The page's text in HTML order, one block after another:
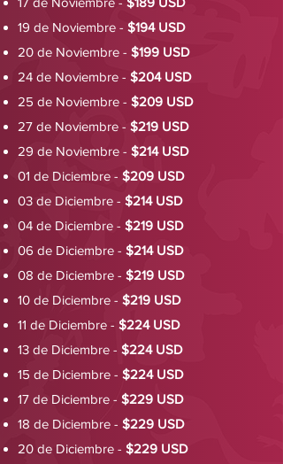
19 de Noviembre - $194 USD
20 de Noviembre - $199 USD
24 de Noviembre - $204 USD
25 de Noviembre - $209 USD
27 de Noviembre - $219 USD
29 de Noviembre - $214 USD
01 de Diciembre - $209 USD
03 de Diciembre - $214 USD
04 de Diciembre - $219 USD
06 de Diciembre - $214 USD
08 de Diciembre - $219 USD
10 de Diciembre - $219 USD
11 de Diciembre - $224 USD
13 de Diciembre - $224 USD
15 de Diciembre - $224 USD
17 de Diciembre - $229 USD
18 de Diciembre - $229 USD
20 de Diciembre - $229 USD